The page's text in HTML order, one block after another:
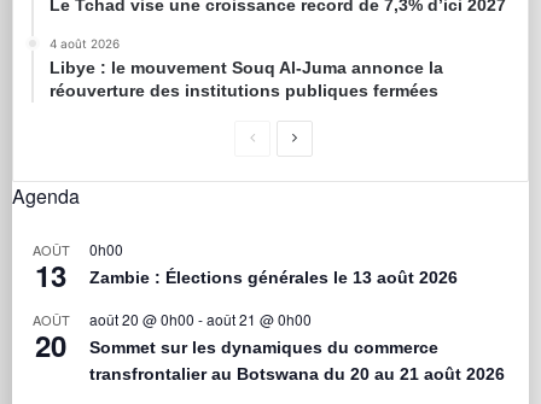
Le Tchad vise une croissance record de 7,3% d’ici 2027
4 août 2026
Libye : le mouvement Souq Al-Juma annonce la
réouverture des institutions publiques fermées
Agenda
AOÛT
13
0h00
Zambie : Élections générales le 13 août 2026
AOÛT
20
août 20 @ 0h00 -août 21 @ 0h00
Sommet sur les dynamiques du commerce
transfrontalier au Botswana du 20 au 21 août 2026